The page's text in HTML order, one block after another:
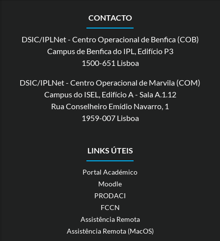
CONTACTO
DSIC/IPLNet - Centro Operacional de Benfica (COB)
Campus de Benfica do IPL, Edifício P3
1500-651 Lisboa
DSIC/IPLNet - Centro Operacional de Marvila (COM)
Campus do ISEL, Edifício A - Sala A.1.12
Rua Conselheiro Emídio Navarro, 1
1959-007 Lisboa
LINKS ÚTEIS
Portal Académico
Moodle
PRODACI
FCCN
Assistência Remota
Assistência Remota (MacOS)